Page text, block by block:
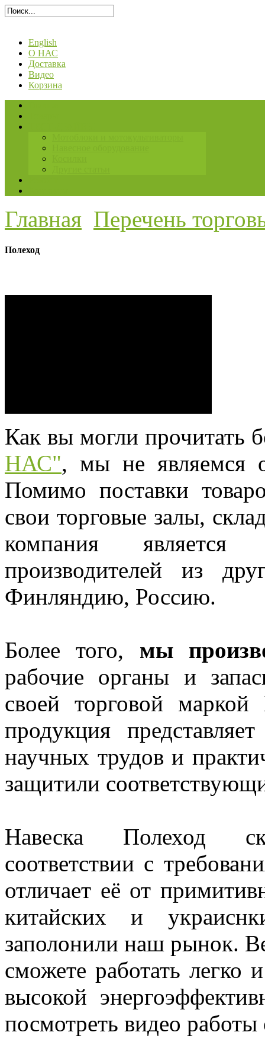
English
О НАС
Доставка
Видео
Корзина
Главная Перечень
Полеход
Как вы могли прочитать
НАС", мы не являемся
Помимо поставки
свои торговые залы,
компания
производителей из
Финляндию, Россию.
Более того, мы
рабочие органы и
своей торговой
продукция
научных трудов и
защитили
Навеска Полеход
соответствии с
отличает её от
китайских и
заполонили наш рынок.
сможете работать легко
высокой
посмотреть видео